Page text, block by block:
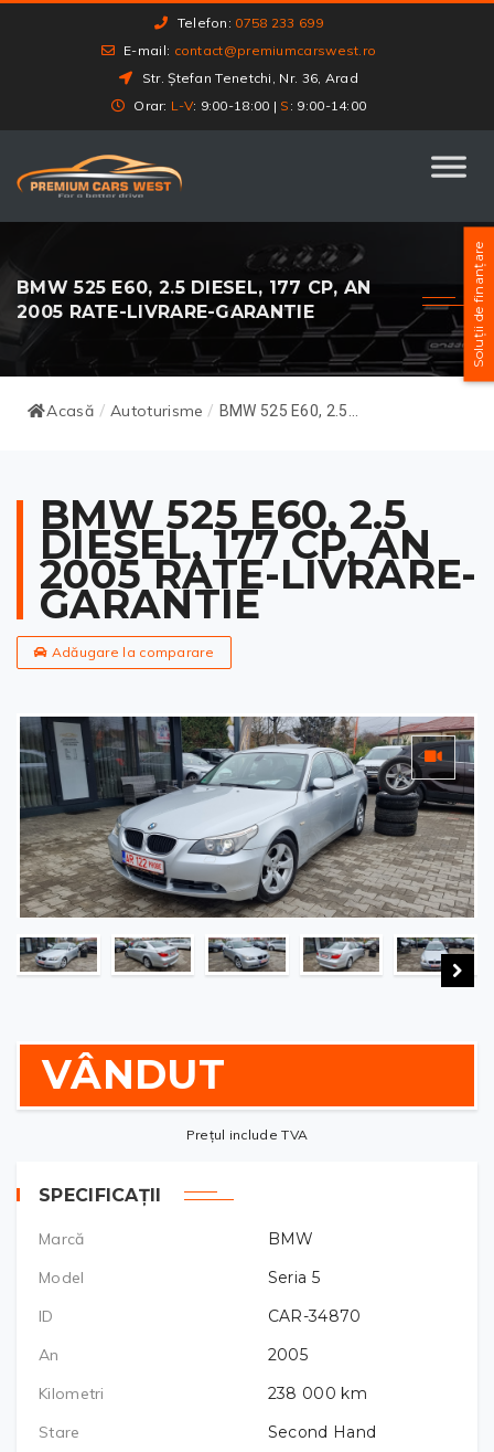
Telefon: 0758 233 699
E-mail: contact@premiumcarswest.ro
Str. Ștefan Tenetchi, Nr. 36, Arad
Orar: L-V: 9:00-18:00 | S : 9:00-14:00
BMW 525 E60, 2.5 DIESEL, 177 CP, AN
2005 RATE-LIVRARE-GARANTIE
Acasă / Autoturisme / BMW 525 E60, 2.5...
BMW 525 E60, 2.5
DIESEL, 177 CP, AN
2005 RATE-LIVRARE-
GARANTIE
Adăugare la comparare
VÂNDUT
Prețul include TVA
SPECIFICAȚII
Marcă
BMW
Model
Seria 5
ID
CAR-34870
An
2005
Kilometri
238 000 km
Stare
Second Hand
Soluții de finanțare